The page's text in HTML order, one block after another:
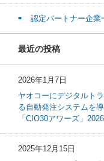
認定パートナー企業
最近の投稿
2026年1月7日
ヤオコーにデジタルト
る自動発注システムを
「CIO30アワーズ」
2025年12月15日